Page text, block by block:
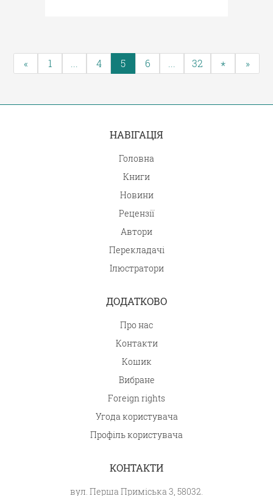
« 1 4 5 6 32 * »
НАВІГАЦІЯ
Головна
Книги
Новини
Рецензії
Автори
Перекладачі
Ілюстратори
ДОДАТКОВО
Про нас
Контакти
Кошик
Вибране
Foreign rights
Угода користувача
Профіль користувача
КОНТАКТИ
вул. Перша Приміська 3, 58032.